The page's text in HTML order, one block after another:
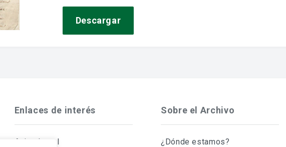
Descargar
Enlaces de interés
Aviso Legal
Sobre el Archivo
¿Dónde estamos?